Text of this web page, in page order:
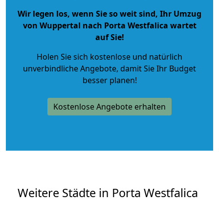
Wir legen los, wenn Sie so weit sind, Ihr Umzug
von Wuppertal nach Porta Westfalica wartet
auf Sie!
Holen Sie sich kostenlose und natürlich
unverbindliche Angebote, damit Sie Ihr Budget
besser planen!
Kostenlose Angebote erhalten
Weitere Städte in Porta Westfalica